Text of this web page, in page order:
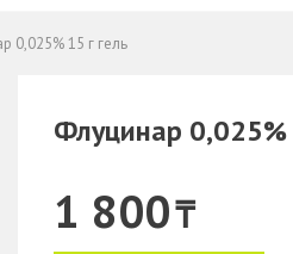
0,025% 15 г гель
Флуцинар 0,025%
1 800₸